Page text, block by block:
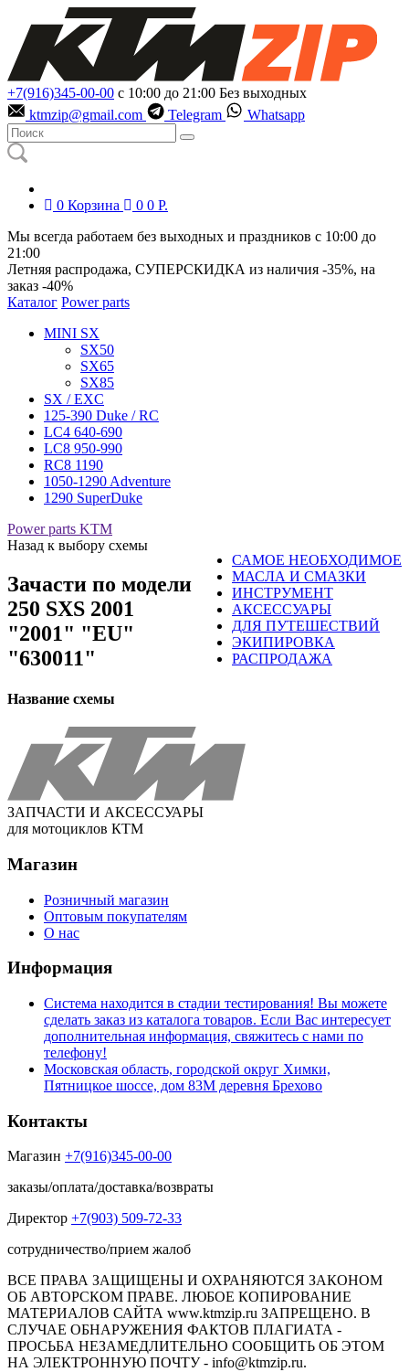
+7(916)345-00-00 с 10:00 до 21:00 Без выходных
ktmzip@gmail.com
Telegram Whatsapp
0 Корзина 0 0 Р.
Мы всегда работаем без выходных и праздников с 10:00 до
21:00
Летняя распродажа, СУПЕРСКИДКА из наличия -35%, на
заказ -40%
Каталог Power parts
MINI SX
SX50
SX65
SX85
SX / EXC
125-390 Duke / RC
LC4 640-690
LC8 950-990
RC8 1190
1050-1290 Adventure
1290 SuperDuke
Power parts KTM
САМОЕ НЕОБХОДИМОЕ
МАСЛА И СМАЗКИ
ИНСТРУМЕНТ
АКСЕССУАРЫ
ДЛЯ ПУТЕШЕСТВИЙ
ЭКИПИРОВКА
РАСПРОДАЖА
Назад к выбору схемы
Зачасти по модели
250 SXS 2001
"2001" "EU"
"630011"
Название схемы
ЗАПЧАСТИ И АКСЕССУАРЫ
для мотоциклов КТМ
Магазин
Розничный магазин
Оптовым покупателям
О нас
Информация
Система находится в стадии тестирования! Вы можете
сделать заказ из каталога товаров. Если Вас интересует
дополнительная информация, свяжитесь с нами по
телефону!
Московская область, городской округ Химки,
Пятницкое шоссе, дом 83М деревня Брехово
Контакты
Магазин +7(916)345-00-00
заказы/оплата/доставка/возвраты
Директор +7(903) 509-72-33
сотрудничество/прием жалоб
ВСЕ ПРАВА ЗАЩИЩЕНЫ И ОХРАНЯЮТСЯ ЗАКОНОМ
ОБ АВТОРСКОМ ПРАВЕ. ЛЮБОЕ КОПИРОВАНИЕ
МАТЕРИАЛОВ САЙТА www.ktmzip.ru ЗАПРЕЩЕНО. В
СЛУЧАЕ ОБНАРУЖЕНИЯ ФАКТОВ ПЛАГИАТА -
ПРОСЬБА НЕЗАМЕДЛИТЕЛЬНО СООБЩИТЬ ОБ ЭТОМ
НА ЭЛЕКТРОННУЮ ПОЧТУ - info@ktmzip.ru.